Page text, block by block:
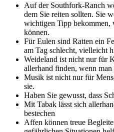
Auf der Southfork-Ranch
dem Sie reiten sollten. Sie
wichtigen Tipp bekommen,
können.
Für Eulen sind Ratten ein
am Tag schlecht, vielleicht
Weideland ist nicht nur für
allerhand finden, wenn man
Musik ist nicht nur für
sie.
Haben Sie gewusst, dass
Mit Tabak lässt sich
bestechen
Affen können treue